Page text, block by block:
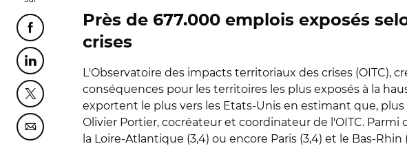
Partager cette page sur Facebook
Partager cette page sur Linkedin
Partager cette page sur Twitter
Partager cette page sur Courriel
Près de 677.000 emplois exposés
crises
L'Observatoire des impacts territoriaux des crises (OITC),
conséquences pour les territoires les plus exposés à la
exportent le plus vers les Etats-Unis en estimant que,
Olivier Portier, cocréateur et coordinateur de l'OITC. Parmi
la Loire-Atlantique (3,4) ou encore Paris (3,4) et le Bas-